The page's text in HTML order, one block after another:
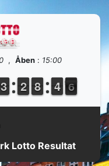
, Åben : 15:00
2
2
3
3 1
1
2
2 7
7
8
8 3
3
4
4 6
5
5
Lotto Resultat